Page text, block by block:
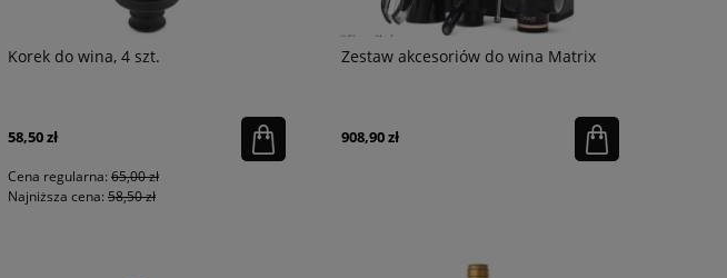
Korek do wina, 4 szt.
58,50 zł
Cena regularna: 65,00 zł
Najniższa cena: 58,50 zł
Zestaw akcesoriów do wina Matrix
908,90 zł